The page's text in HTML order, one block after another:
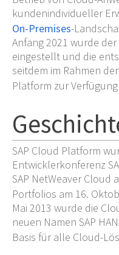
kundenindividueller
On-Premises-
Anfang 2021 wurde
eingestellt und die
seitdem im Rahmen
Platform zur
SAP Cloud Platform
Entwicklerkonferenz
SAP NetWeaver Cloud
Portfolios am 16.
Mai 2013 wurde die
neuen Namen SAP
Basis für alle Cloud-